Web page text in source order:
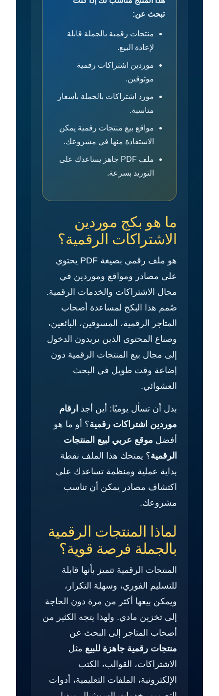
تبحث عن:
منتجات رقمية بالجملة قابلة
لإعادة البيع.
موردين اشتراكات رقمية
موثوقين.
مورد اشتراكات بالجملة بأسعار
مناسبة.
مواقع بيع منتجات رقمية يمكن
الاستفادة منها في مشروعك.
ملف PDF جاهز يساعدك على
التوريد بسرعة.
ما هو بكج موردين
الاشتراكات الرقمية؟
هو ملف رقمي بصيغة PDF يحتوي
على مصادر ومواقع وموردين في
مجال الاشتراكات والخدمات الرقمية.
صُمم هذا البكج لمساعدة أصحاب
المتاجر الرقمية، المسوقين، البائعين،
وصناع المحتوى الذين يريدون الدخول
إلى مجال بيع المنتجات الرقمية دون
إضاعة وقت طويل في البحث
العشوائي.
بدل أن تسأل يوميًا: أين أجد ارقام
موردين اشتراكات رقمية؟ أو ما هو
أفضل موقع عربي لبيع المنتجات
الرقمية؟ يمنحك هذا الملف نقطة
بداية عملية ومنظمة تساعدك على
اكتشاف مصادر يمكن أن تناسب
مشروعك.
لماذا المنتجات الرقمية
بالجملة فرصة قوية؟
المنتجات الرقمية تتميز بأنها قابلة
للتسليم الفوري، وسهلة التكرار،
ويمكن بيعها أكثر من مرة دون الحاجة
إلى تخزين مادي. ولهذا يتجه الكثير من
أصحاب المتاجر إلى البحث عن
منتجات رقمية جاهزة للبيع مثل
الاشتراكات، القوالب، الكتب
الإلكترونية، الملفات التعليمية، أدوات